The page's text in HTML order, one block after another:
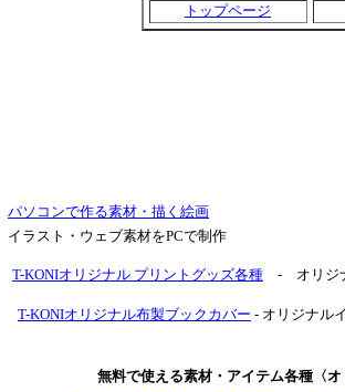
トップページ
パソコンで作る素材・描く絵画
イラスト・ウェブ素材をPCで制作
T-KONIオリジナル プリントグッズ各種 - オリジナ
T-KONIオリジナル布製ブックカバー - オリジナル
無料で使える素材・アイテム各種〈